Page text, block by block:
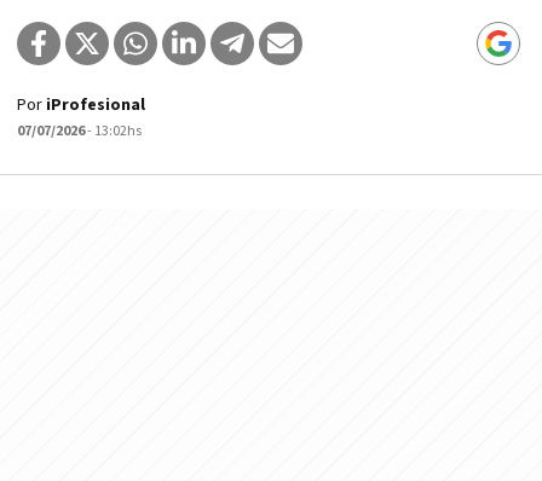
Por iProfesional
07/07/2026- 13:02hs